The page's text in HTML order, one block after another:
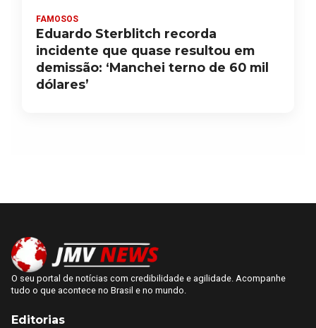
FAMOSOS
Eduardo Sterblitch recorda
incidente que quase resultou em
demissão: ‘Manchei terno de 60 mil
dólares’
O seu portal de notícias com credibilidade e agilidade. Acompanhe
tudo o que acontece no Brasil e no mundo.
Editorias